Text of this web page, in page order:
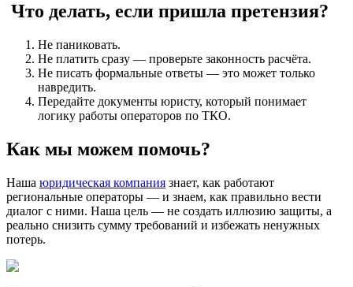
Что делать, если пришла претензия?
Не паниковать.
Не платить сразу — проверьте законность расчёта.
Не писать формальные ответы — это может только
навредить.
Передайте документы юристу, который понимает
логику работы операторов по ТКО.
Как мы можем помочь?
Наша юридическая компания знает, как работают
региональные операторы — и знаем, как правильно вести
диалог с ними. Наша цель — не создать иллюзию защиты, а
реально снизить сумму требований и избежать ненужных
потерь.